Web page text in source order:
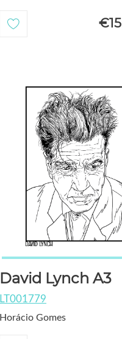
€15
David Lynch A3
LT001779
Horácio Gomes